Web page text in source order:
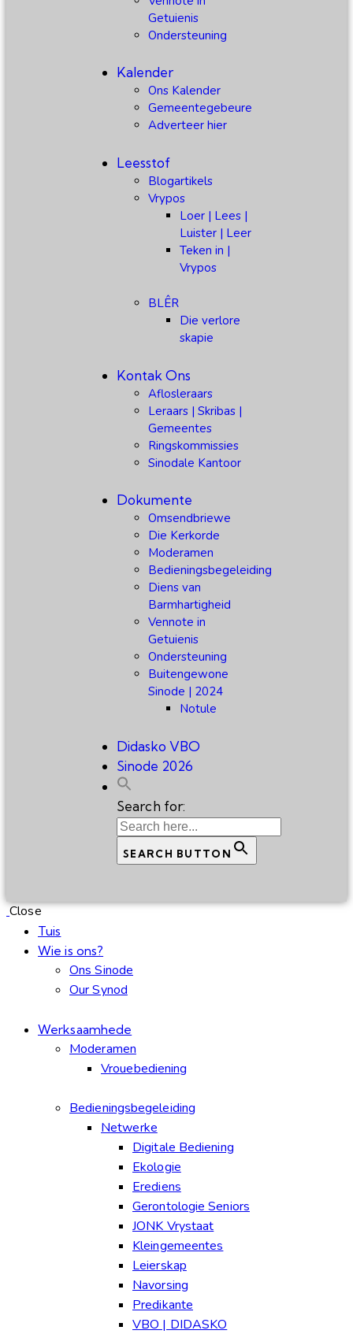
Getuienis
Ondersteuning
Kalender
Ons Kalender
Gemeentegebeure
Adverteer hier
Leesstof
Blogartikels
Vrypos
Loer | Lees |
Luister | Leer
Teken in |
Vrypos
BLÊR
Die verlore
skapie
Kontak Ons
Aflosleraars
Leraars | Skribas |
Gemeentes
Ringskommissies
Sinodale Kantoor
Dokumente
Omsendbriewe
Die Kerkorde
Moderamen
Bedieningsbegeleiding
Diens van
Barmhartigheid
Vennote in
Getuienis
Ondersteuning
Buitengewone
Sinode | 2024
Notule
Didasko VBO
Sinode 2026
Search for:
SEARCH BUTTON
Close
Tuis
Wie is ons?
Ons Sinode
Our Synod
Werksaamhede
Moderamen
Vrouebediening
Bedieningsbegeleiding
Netwerke
Digitale Bediening
Ekologie
Erediens
Gerontologie Seniors
JONK Vrystaat
Kleingemeentes
Leierskap
Navorsing
Predikante
VBO | DIDASKO